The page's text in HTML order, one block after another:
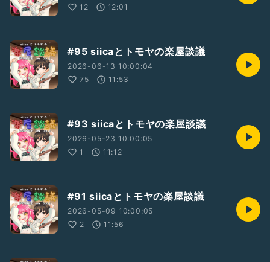
https://youtube.com/@3rdtimeluckyofficial
⋆┈┈┈┈┈┈┈┈┈┈┈┈┈┈┈⋆
お待ちしております(*.ˬ.)"
#ラジオ #音楽 #音楽紹介 #コラボ #siicaとトモヤの楽屋談議
12
12:01
#95 siicaとトモヤの楽屋談議
2026-06-13 10:00:04
75
11:53
#93 siicaとトモヤの楽屋談議
2026-05-23 10:00:05
1
11:12
#91 siicaとトモヤの楽屋談議
2026-05-09 10:00:05
2
11:56